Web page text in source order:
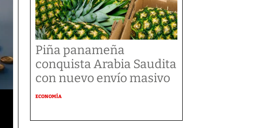
Piña panameña
conquista Arabia Saudita
con nuevo envío masivo
ECONOMÍA